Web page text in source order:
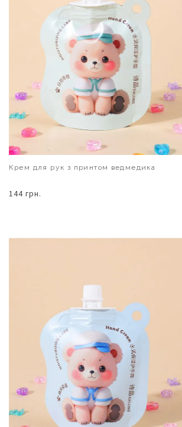
Крем для рук з принтом ведмедика
144 грн.